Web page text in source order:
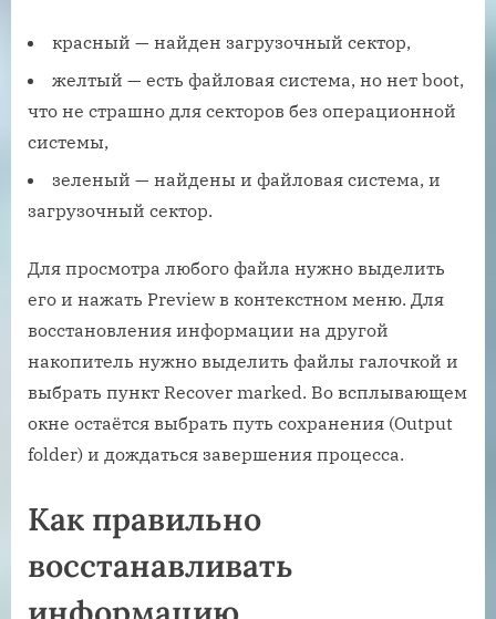
красный — найден загрузочный сектор,
желтый — есть файловая система, но нет boot,
что не страшно для секторов без операционной
системы,
зеленый — найдены и файловая система, и
загрузочный сектор.
Для просмотра любого файла нужно выделить
его и нажать Preview в контекстном меню. Для
восстановления информации на другой
накопитель нужно выделить файлы галочкой и
выбрать пункт Recover marked. Во всплывающем
окне остаётся выбрать путь сохранения (Output
folder) и дождаться завершения процесса.
Как правильно
восстанавливать